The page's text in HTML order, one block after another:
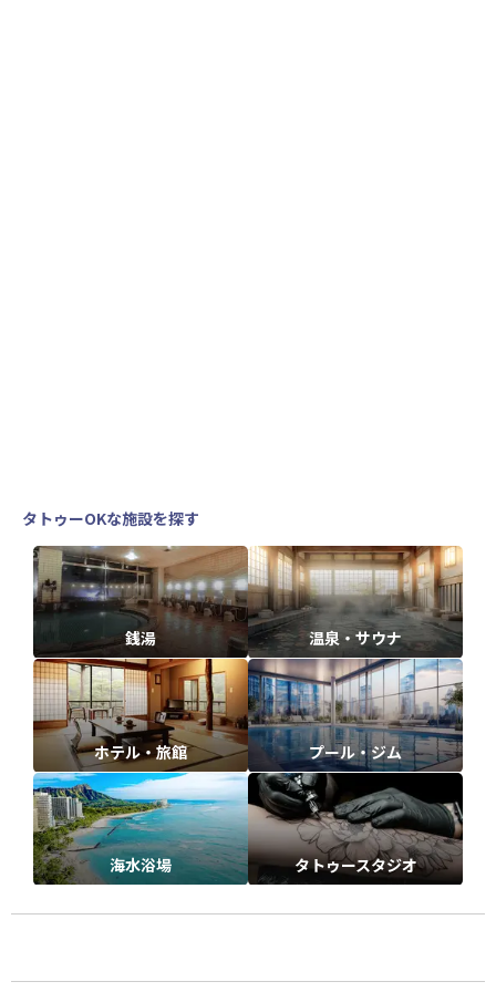
タトゥーOKな施設を探す
銭湯 温泉・サウナ
ホテル・旅館 プール・ジム
海水浴場 タトゥースタジオ